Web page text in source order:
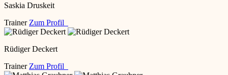
Saskia Druskeit
Trainer Zum Profil
Rüdiger Deckert
Trainer Zum Profil